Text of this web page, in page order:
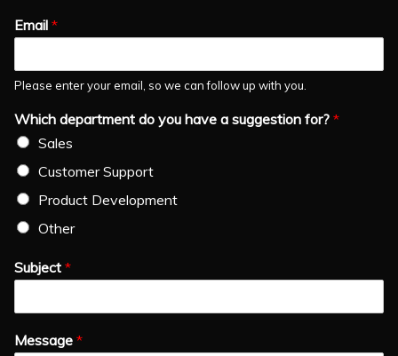
Email *
Please enter your email, so we can follow up with you.
Which department do you have a suggestion for? *
Sales
Customer Support
Product Development
Other
Subject *
Message *